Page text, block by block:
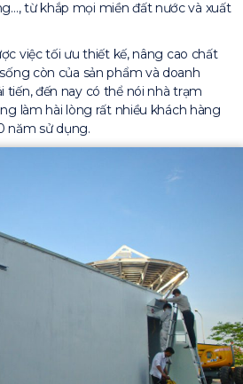
từ khắp mọi miền đất nước và xuất
việc tối ưu thiết kế, nâng cao chất
còn của sản phẩm và doanh
tiến, đến nay có thể nói nhà trạm
làm hài lòng rất nhiều khách hàng
năm sử dụng.